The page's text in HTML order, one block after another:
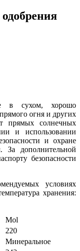
в сухом, хорошо
огня и других
прямых солнечных
и использовании
и охране
За дополнительной
безопасности
условиях
хранения:
Mol
220
Минеральное